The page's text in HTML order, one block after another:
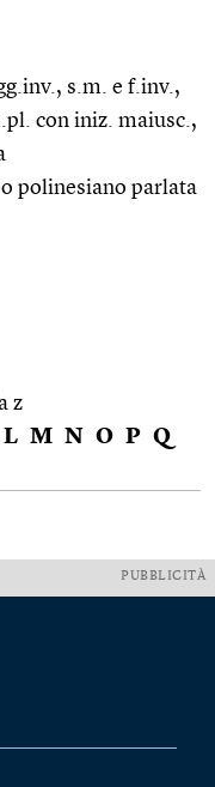
s.m. e f.inv.,
con iniz. maiusc.,
polinesiano parlata
z
L M N O P Q
PUBBLICITÀ